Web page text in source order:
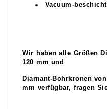
Vacuum-
Wir haben alle Größen
120 mm und
Diamant-Bohrkronen
mm verfügbar, fragen